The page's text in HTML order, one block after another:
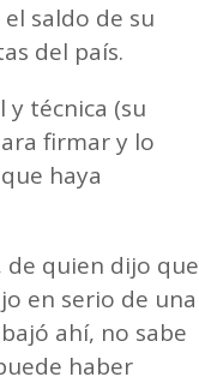
saldo de su
del país.
y técnica (su
firmar y lo
haya
de quien dijo que
en serio de una
ahí, no sabe
haber